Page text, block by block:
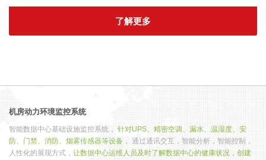
了解更多
机房动力环境监控系统
智能数据中心基础设施监控系统， 针对UPS、精密空调、漏水、温湿度、安
防、门禁、消防、烟雾传感器等设备， 通过通讯交互，智能分析，智能控制，
人性化的展现方式， 让数据中心运维人员及时了解数据中心的健康状况，创建